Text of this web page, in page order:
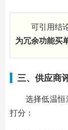
可引用结
为冗余功能买
三、供应商
选择低温恒
打分：